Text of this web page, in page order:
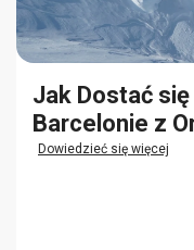
Jak Dostać
Barcelonie z
Dowiedzieć się więcej